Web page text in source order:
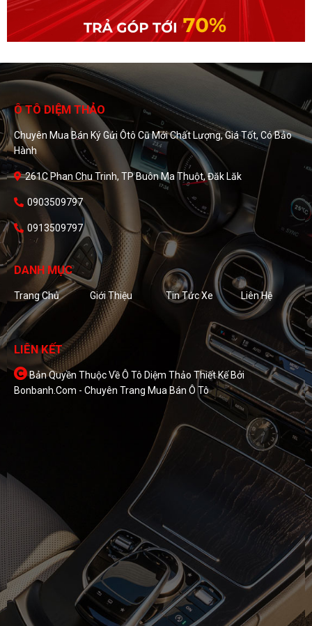
Ô TÔ DIỆM THẢO
Chuyên Mua Bán Ký Gửi Ôtô Cũ Mới Chất Lượng, Giá Tốt, Có Bảo
Hành
261C Phan Chu Trinh, TP Buôn Ma Thuột, Đăk Lăk
0903509797
0913509797
DANH MỤC
Trang Chủ Giới Thiệu Tin Tức Xe Liên Hệ
LIÊN KẾT
Bản Quyền Thuộc Về Ô Tô Diệm Thảo Thiết Kế Bởi
Bonbanh.com - Chuyên Trang Mua Bán Ô Tô